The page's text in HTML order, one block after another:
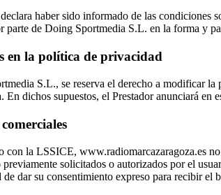
haber sido informado de las condiciones
parte de Doing Sportmedia S.L. en la forma y
en la política de privacidad
S.L., se reserva el derecho a modificar la
En dichos supuestos, el Prestador anunciará en
con la LSSICE, www.radiomarcazaragoza.es
previamente solicitados o autorizados por el
dar su consentimiento expreso para recibir